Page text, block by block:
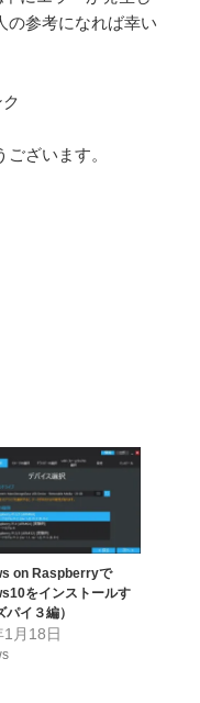
の参考になれば幸い
ざいます。
on Raspberryで
をインストールす
パイ３編）
月18日